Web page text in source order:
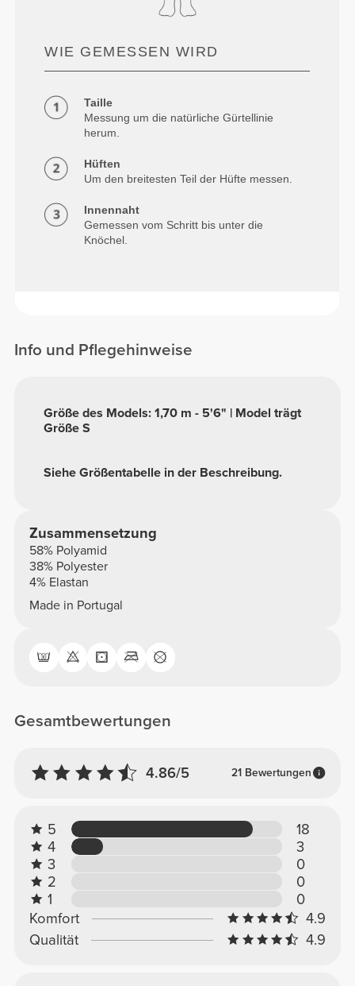
WIE GEMESSEN WIRD
Taille
Messung um die natürliche Gürtellinie
herum.
Hüften
Um den breitesten Teil der Hüfte messen.
Innennaht
Gemessen vom Schritt bis unter die
Knöchel.
Info und Pflegehinweise
Siehe Größentabelle in der Beschreibung.
Größe des Models: 1,70 m - 5'6" | Model trägt
Größe S
Zusammensetzung
58% Polyamid
38% Polyester
4% Elastan
Made in Portugal
Gesamtbewertungen
4.86/5 21 Bewertungen
5
18
4
3
3
0
2
0
1
0
Komfort
4.9
Qualität
4.9